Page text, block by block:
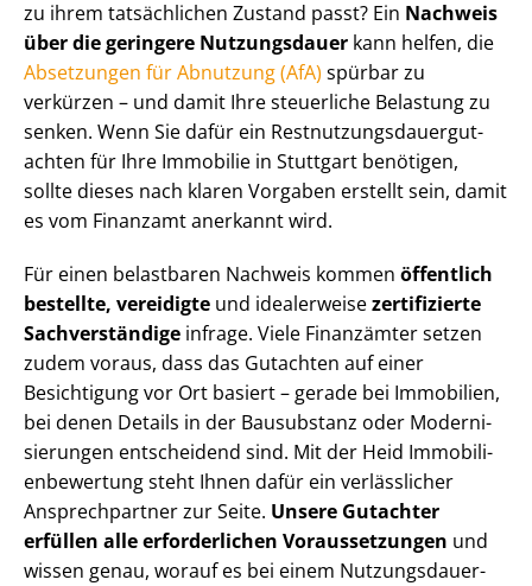
zu ihrem tatsächlichen Zustand passt? Ein Nachweis
über die geringere Nutzungsdauer kann helfen, die
Absetzungen für Abnutzung (AfA) spürbar zu
verkürzen – und damit Ihre steuerliche Belastung zu
senken. Wenn Sie dafür ein Rest­nut­zungs­dau­er­gut­
ach­ten für Ihre Immobilie in Stuttgart benötigen,
sollte dieses nach klaren Vorgaben erstellt sein, damit
es vom Finanzamt anerkannt wird.
Für einen belastbaren Nachweis kommen öffentlich
bestellte, vereidigte und idealerweisezertifizierte
Sachverständige infrage. Viele Finanzämter setzen
zudem voraus, dass das Gutachten auf einer
Besichtigung vor Ort basiert – gerade bei Immobilien,
bei denen Details in der Bausubstanz oder Mo­der­ni­
sie­run­gen entscheidend sind. Mit der Heid Im­mo­bi­li­
en­be­wer­tung steht Ihnen dafür ein verlässlicher
Ansprechpartner zur Seite. Unsere Gutachter
erfüllen alle erforderlichen Voraussetzungen und
wissen genau, worauf es bei einem Nut­zungs­dau­er­